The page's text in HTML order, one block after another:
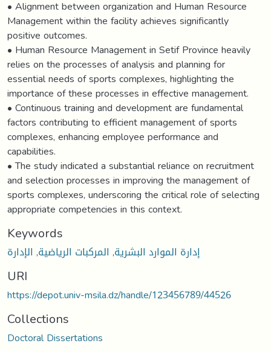
• Alignment between organization and Human Resource
Management within the facility achieves significantly
positive outcomes.
• Human Resource Management in Setif Province heavily
relies on the processes of analysis and planning for
essential needs of sports complexes, highlighting the
importance of these processes in effective management.
• Continuous training and development are fundamental
factors contributing to efficient management of sports
complexes, enhancing employee performance and
capabilities.
• The study indicated a substantial reliance on recruitment
and selection processes in improving the management of
sports complexes, underscoring the critical role of selecting
appropriate competencies in this context.
Keywords
إدارة الموارد البشرية, المركبات الرياضية, الإدارة
URI
https://depot.univ-msila.dz/handle/123456789/44526
Collections
Doctoral Dissertations